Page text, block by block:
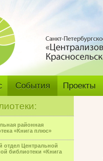
События Проекты
районная
«Книга плюс»
отдел Центральной
библиотеки «Книга